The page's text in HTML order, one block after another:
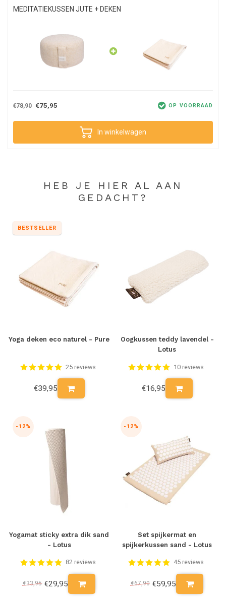
MEDITATIEKUSSEN JUTE + DEKEN
€78,90 €75,95 OP VOORRAAD
In winkelwagen
HEB JE HIER AL AAN
GEDACHT?
BESTSELLER
Yoga deken eco naturel - Pure
25 reviews
€39,95
Oogkussen teddy lavendel -
Lotus
10 reviews
€16,95
-12%
Yogamat sticky extra dik sand
- Lotus
82 reviews
€33,95 €29,95
-12%
Set spijkermat en
spijkerkussen sand - Lotus
45 reviews
€67,90 €59,95